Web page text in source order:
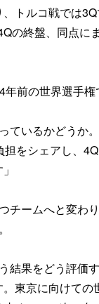
トルコ戦では
の終盤、同点に
前の世界選手権
ているかどう
をシェアし、
ームへと変わ
結果をどう評価
東京に向けて